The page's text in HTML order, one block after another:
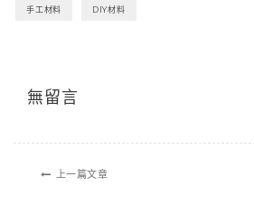
手工材料 DIY材料
無留言
上一篇文章